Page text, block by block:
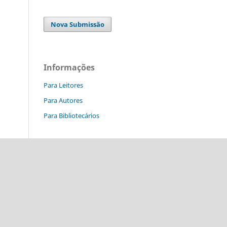
Nova Submissão
Informações
Para Leitores
Para Autores
Para Bibliotecários